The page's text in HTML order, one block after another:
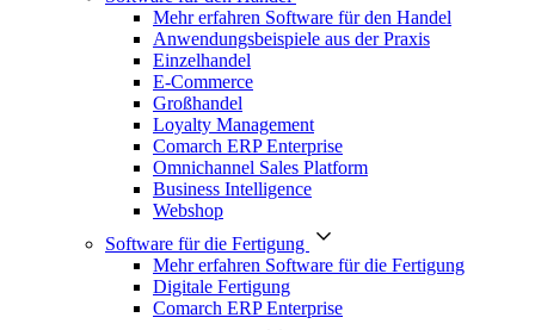
Mehr erfahren Software für den Handel
Anwendungsbeispiele aus der Praxis
Einzelhandel
E-Commerce
Großhandel
Loyalty Management
Comarch ERP Enterprise
Omnichannel Sales Platform
Business Intelligence
Webshop
Software für die Fertigung
Mehr erfahren Software für die Fertigung
Digitale Fertigung
Comarch ERP Enterprise